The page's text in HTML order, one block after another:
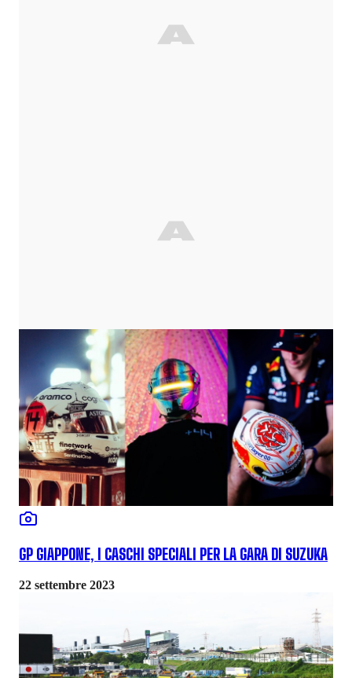
GP GIAPPONE, I CASCHI SPECIALI PER LA GARA DI SUZUKA
22 settembre 2023